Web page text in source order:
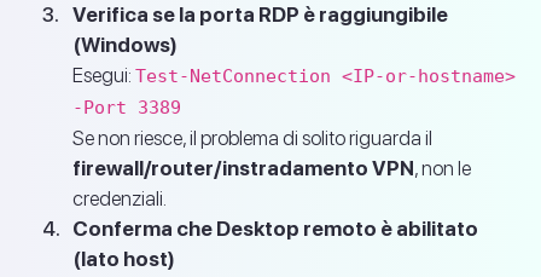
Verifica se la porta RDP è raggiungibile
(Windows)
Esegui: Test-NetConnection <IP-or-hostname>
-Port 3389
Se non riesce, il problema di solito riguarda il
firewall/router/instradamento VPN, non le
credenziali.
Conferma che Desktop remoto è abilitato
(lato host)